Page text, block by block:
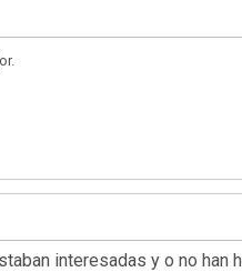
interesadas y o no han